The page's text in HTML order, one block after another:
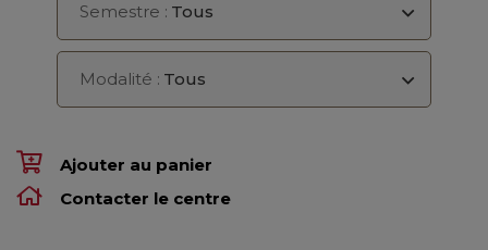
Semestre : Tous
Modalité : Tous
Ajouter au panier
Contacter le centre